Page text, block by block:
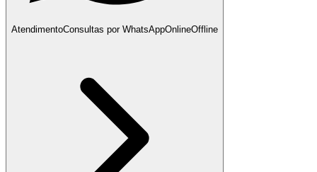
AtendimentoConsultas por WhatsAppOnlineOffline